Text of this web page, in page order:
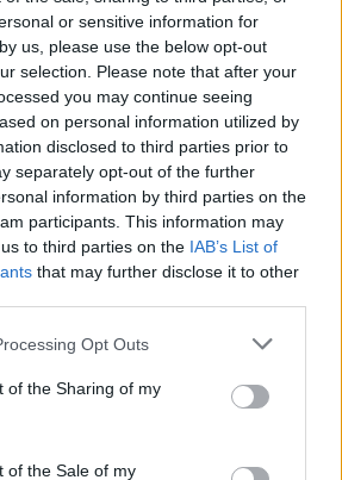
or sensitive information for
us, please use the below opt-out
selection. Please note that after your
you may continue seeing
on personal information utilized by
disclosed to third parties prior to
separately opt-out of the further
information by third parties on the
participants. This information may
to third parties on the IAB’s List of
that may further disclose it to other
app uses one or more Google
or usage behaviour. You may click to
to Google and its third-party tags to
specified purposes in below Google
Opt Outs
of the Sharing of my
of the Sale of my
προειδοποιεί: Σε λίγο δεν θα
νοητικά την
Νοημοσύνη